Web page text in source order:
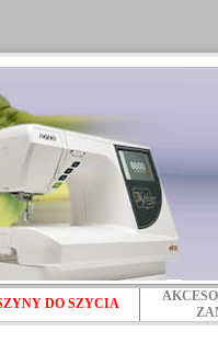
DO SZYCIA